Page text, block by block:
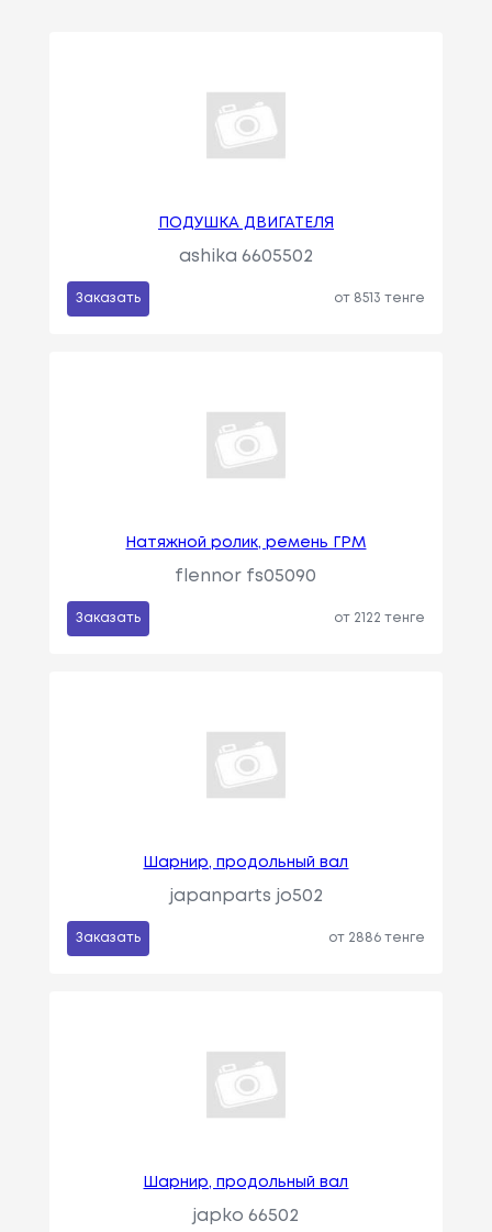
ПОДУШКА ДВИГАТЕЛЯ
ashika 6605502
Заказать от 8513 тенге
Натяжной ролик, ремень ГРМ
flennor fs05090
Заказать от 2122 тенге
Шарнир, продольный вал
japanparts jo502
Заказать от 2886 тенге
Шарнир, продольный вал
japko 66502